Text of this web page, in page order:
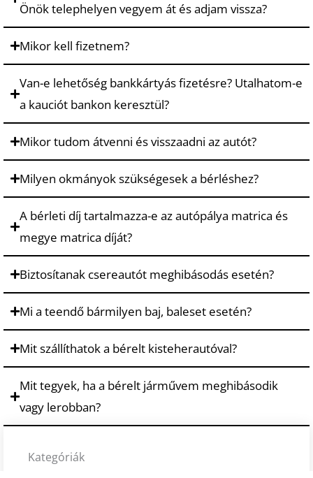
Önök telephelyen vegyem át és adjam vissza?
Mikor kell fizetnem?
Van-e lehetőség bankkártyás fizetésre? Utalhatom-e
a kauciót bankon keresztül?
Mikor tudom átvenni és visszaadni az autót?
Milyen okmányok szükségesek a bérléshez?
A bérleti díj tartalmazza-e az autópálya matrica és
megye matrica díját?
Biztosítanak csereautót meghibásodás esetén?
Mi a teendő bármilyen baj, baleset esetén?
Mit szállíthatok a bérelt kisteherautóval?
Mit tegyek, ha a bérelt járművem meghibásodik
vagy lerobban?
Kategóriák